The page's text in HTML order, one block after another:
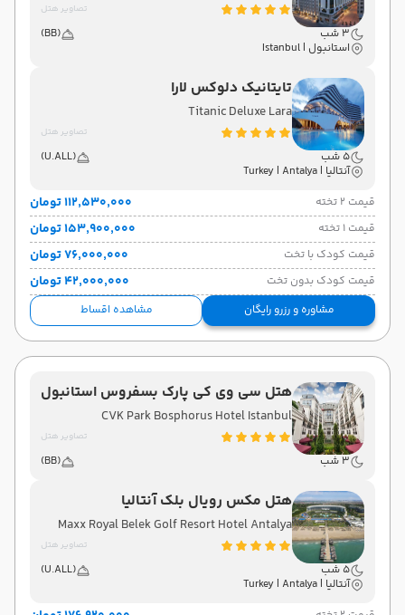
تصاویر هتل
3 شب
(BB)
استانبول | Istanbul
تایتانیک دلوکس لارا
Titanic Deluxe Lara
تصاویر هتل
5 شب
(U.ALL)
آنتالیا | Turkey | Antalya
قیمت 2 تخته
۱۱۲٬۵۳۰٬۰۰۰ تومان
قیمت 1 تخته ۱۵۳٬۹۰۰٬۰۰۰ تومان
قیمت کودک با تخت ۷۶٬۰۰۰٬۰۰۰ تومان
قیمت کودک بدون تخت ۴۲٬۰۰۰٬۰۰۰ تومان
مشاوره و رزرو رایگان مشاهده اقساط
هتل سی وی کی پارک بسفروس استانبول
CVK Park Bosphorus Hotel Istanbul
تصاویر هتل
3 شب (BB)
هتل مکس رویال بلک آنتالیا
Maxx Royal Belek Golf Resort Hotel Antalya
تصاویر هتل
5 شب
(U.ALL)
آنتالیا | Turkey | Antalya